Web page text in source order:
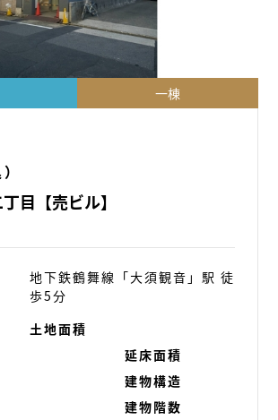
一棟
目【売ビル】
地下鉄鶴舞線「大須観音」駅 徒
歩5分
土地面積
延床面積
建物構造
建物階数